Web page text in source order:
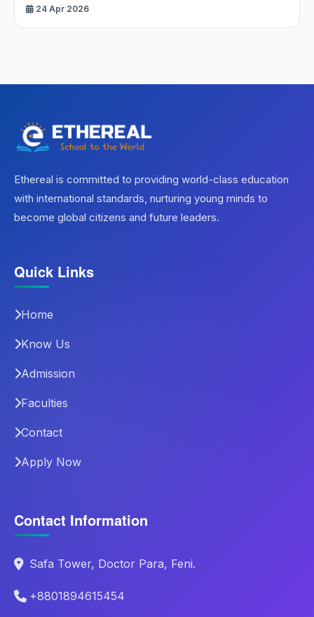
24 Apr 2026
Ethereal is committed to providing world-class education
with international standards, nurturing young minds to
become global citizens and future leaders.
Quick Links
Home
Know Us
Admission
Faculties
Contact
Apply Now
Contact Information
Safa Tower, Doctor Para, Feni.
+8801894615454